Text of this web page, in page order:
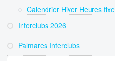
Calendrier Hiver Heures
Interclubs 2026
Palmares Interclubs